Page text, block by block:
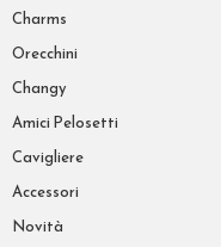
Charms
Orecchini
Changy
Amici Pelosetti
Cavigliere
Accessori
Novità